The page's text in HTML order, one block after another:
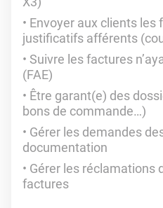
Envoyer aux clients les
justificatifs afférents
Suivre les factures
(FAE)
Être garant(e) des
bons de commande…)
Gérer les demandes
documentation
Gérer les réclamations
factures